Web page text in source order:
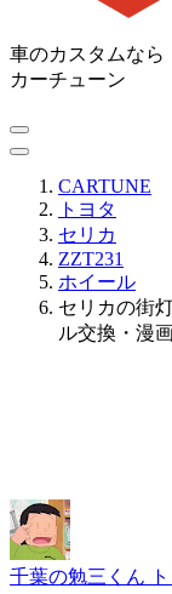
車のカスタムなら
カーチューン
CARTUNE
トヨタ
セリカ
ZZT231
ホイール
セリカの街
ル交換・漫
千葉の勉三くん